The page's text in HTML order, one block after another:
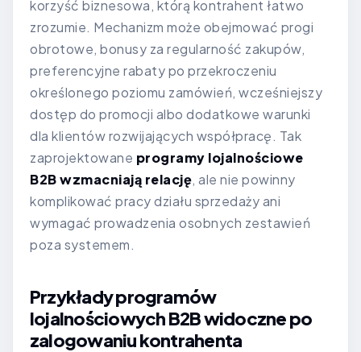
korzyść biznesowa, którą kontrahent łatwo
zrozumie. Mechanizm może obejmować progi
obrotowe, bonusy za regularność zakupów,
preferencyjne rabaty po przekroczeniu
określonego poziomu zamówień, wcześniejszy
dostęp do promocji albo dodatkowe warunki
dla klientów rozwijających współpracę. Tak
zaprojektowane programy lojalnościowe
B2B wzmacniają relację, ale nie powinny
komplikować pracy działu sprzedaży ani
wymagać prowadzenia osobnych zestawień
poza systemem.
Przykłady programów
lojalnościowych B2B widoczne po
zalogowaniu kontrahenta